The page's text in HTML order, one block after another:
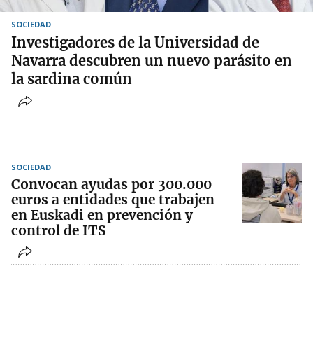
SOCIEDAD
Investigadores de la Universidad de
Navarra descubren un nuevo parásito en
la sardina común
SOCIEDAD
Convocan ayudas por 300.000
euros a entidades que trabajen
en Euskadi en prevención y
control de ITS